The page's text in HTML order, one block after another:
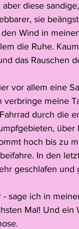
Video Matteo
aber diese
sie
Wind in
die Ruhe.
das Rauschen
vor allem eine
verbringe meine
durch die
hoch bis zu
In den
geschlafen und
- sage ich in
Mal! Und